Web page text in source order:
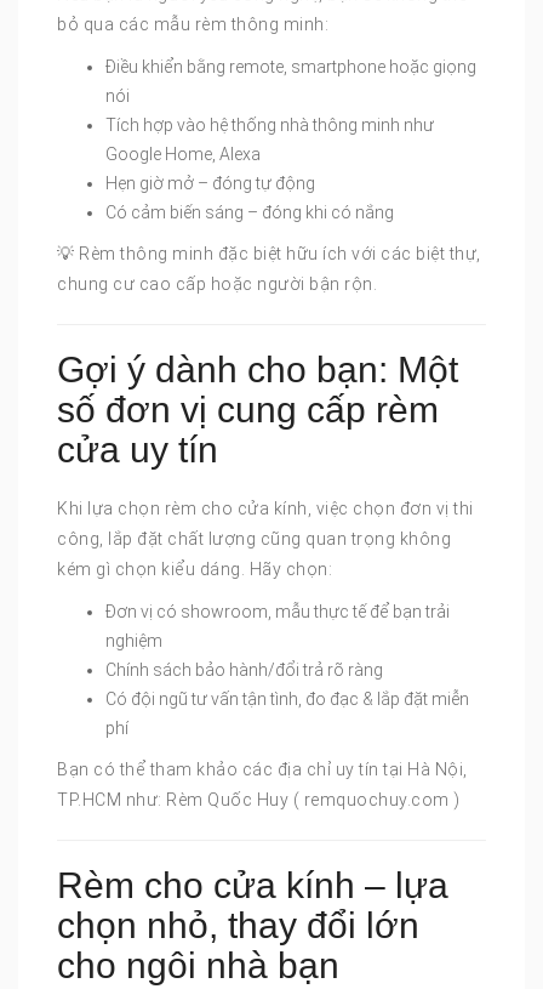
bỏ qua các mẫu rèm thông minh:
Điều khiển bằng remote, smartphone hoặc giọng
nói
Tích hợp vào hệ thống nhà thông minh như
Google Home, Alexa
Hẹn giờ mở – đóng tự động
Có cảm biến sáng – đóng khi có nắng
💡 Rèm thông minh đặc biệt hữu ích với các biệt thự,
chung cư cao cấp hoặc người bận rộn.
Gợi ý dành cho bạn: Một
số đơn vị cung cấp rèm
cửa uy tín
Khi lựa chọn rèm cho cửa kính, việc chọn đơn vị thi
công, lắp đặt chất lượng cũng quan trọng không
kém gì chọn kiểu dáng. Hãy chọn:
Đơn vị có showroom, mẫu thực tế để bạn trải
nghiệm
Chính sách bảo hành/đổi trả rõ ràng
Có đội ngũ tư vấn tận tình, đo đạc & lắp đặt miễn
phí
Bạn có thể tham khảo các địa chỉ uy tín tại Hà Nội,
TP.HCM như: Rèm Quốc Huy ( remquochuy.com )
Rèm cho cửa kính – lựa
chọn nhỏ, thay đổi lớn
cho ngôi nhà bạn